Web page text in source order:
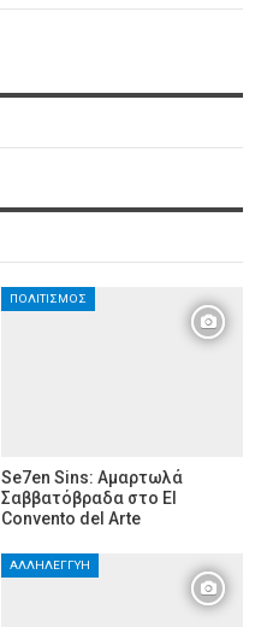
ΠΟΛΙΤΙΣΜΌΣ
Se7en Sins: Αμαρτωλά
Σαββατόβραδα στο El
Convento del Arte
ΑΛΛΗΛΕΓΓΎΗ